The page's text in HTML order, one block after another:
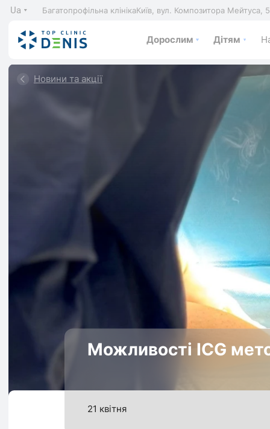
Ua Багатопрофільна клінікаКиїв, вул. Композитора Мейтуса,
Дорослим Дітям
Новини та акції
Можливості ICG
21 квітня